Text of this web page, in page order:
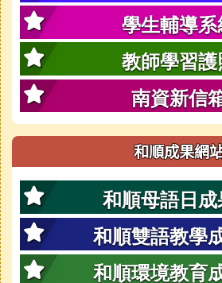
學生輔導系
教師學習護
南資新信
和順成果網
和順母語日成
和順雙語教學
和順環境教育